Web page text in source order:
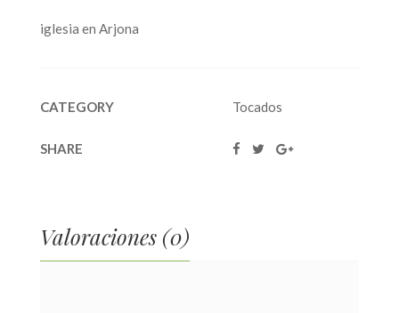
iglesia en Arjona
CATEGORY Tocados
SHARE
Valoraciones (0)